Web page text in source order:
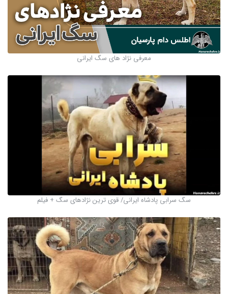
معرفی نژاد‌ های سگ ایرانی
سگ سرابی پادشاه ایرانی/ قوی ترین نژادهای سگ + فیلم